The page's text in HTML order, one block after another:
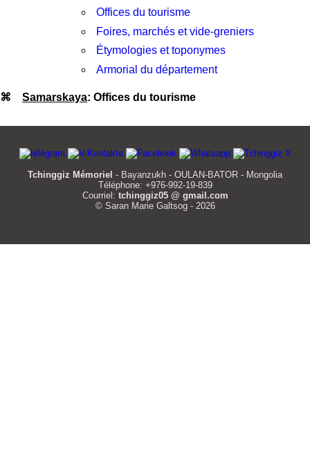
Offices du tourisme
Foires, marchés et vide-greniers
Étymologies et toponymes
Armorial du département
⌘ Samarskaya: Offices du tourisme
Tchinggiz Mémoriel - Bayanzukh - OULAN-BATOR - Mongolia
Téléphone: +976-992-19-839
Courriel: tchinggiz05 @ gmail.com
© Saran Marie Galtsog - 2026